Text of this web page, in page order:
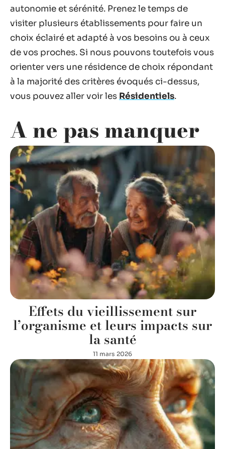
autonomie et sérénité. Prenez le temps de
visiter plusieurs établissements pour faire un
choix éclairé et adapté à vos besoins ou à ceux
de vos proches. Si nous pouvons toutefois vous
orienter vers une résidence de choix répondant
à la majorité des critères évoqués ci-dessus,
vous pouvez aller voir les Résidentiels.
A ne pas manquer
Effets du vieillissement sur
l’organisme et leurs impacts sur
la santé
11 mars 2026